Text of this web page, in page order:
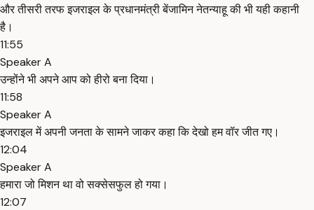
और तीसरी तरफ इजराइल के प्रधानमंत्री बेंजामिन नेतन्याहू की भी यही कहानी
है।
11:55
Speaker A
उन्होंने भी अपने आप को हीरो बना दिया।
11:58
Speaker A
इजराइल में अपनी जनता के सामने जाकर कहा कि देखो हम वॉर जीत गए।
12:04
Speaker A
हमारा जो मिशन था वो सक्सेसफुल हो गया।
12:07